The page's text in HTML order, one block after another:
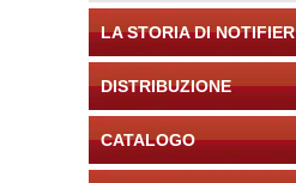
LA STORIA DI NOTIFIER
DISTRIBUZIONE
CATALOGO